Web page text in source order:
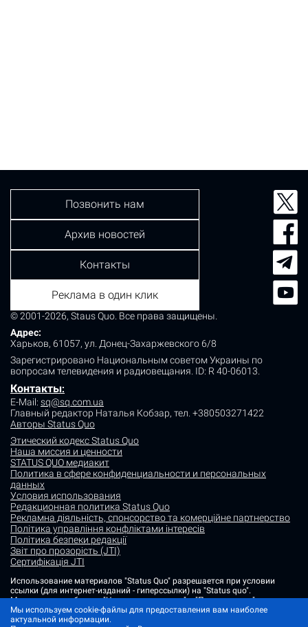
© 2001-2026, Staus Quo. Все права защищены.
Адрес:
Харьков, 61057, ул. Донец-Захаржевского 6/8
Зарегистрировано Национальным советом Украины по
вопросам телевидения и радиовещания. ID: R 40-06013.
Контакты:
E-Mail: sq@sq.com.ua
Главный редактор Наталья Кобзар, тел. +380503271422
Авторы Status Quo
Этический кодекс Status Quo
Наша миссия и ценности
STATUS QUO медиакит
Политика в сфере конфиденциальности и персональных
данных
Условия использования
Редакционная политика Status Quo
Рекламна діяльність, спонсорство та комерційне партнерство
Політика управління конфліктами інтересів
Політика безпеки редакції
Звіт про прозорість (JTI)
Сертифікація JTI
Позвонить нам
Архив новостей
Контакты
Реклама в один клик
Использование материалов "Status Quo" разрешается при условии
ссылки (для интернет-изданий - гиперссылки) на "Status quo".
Материалы в рубриках "Новости партнеров" и "Пресс-релизы"
размещаются на правах рекламы или в рамках некоммерческого
партнерства.
Мы используем cookie-файлы для предоставления вам наиболее
актуальной информации.